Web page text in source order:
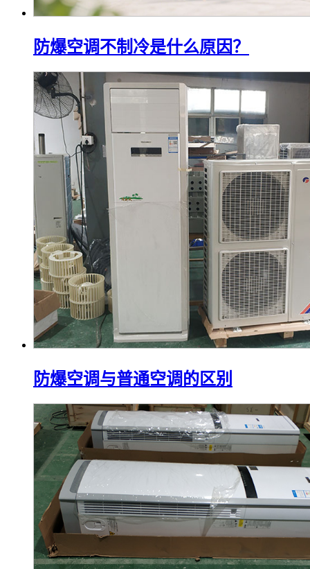
防爆空调不制冷是什么原因？
防爆空调与普通空调的区别